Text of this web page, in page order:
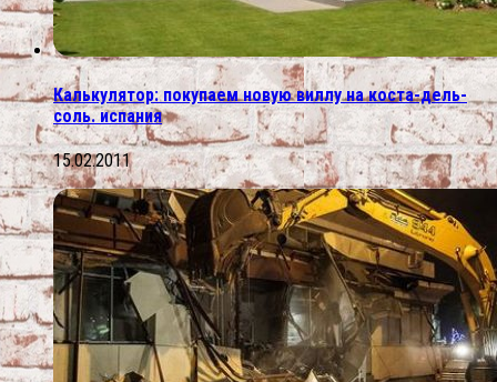
Калькулятор: покупаем новую виллу на коста-дель-
соль. испания
15.02.2011